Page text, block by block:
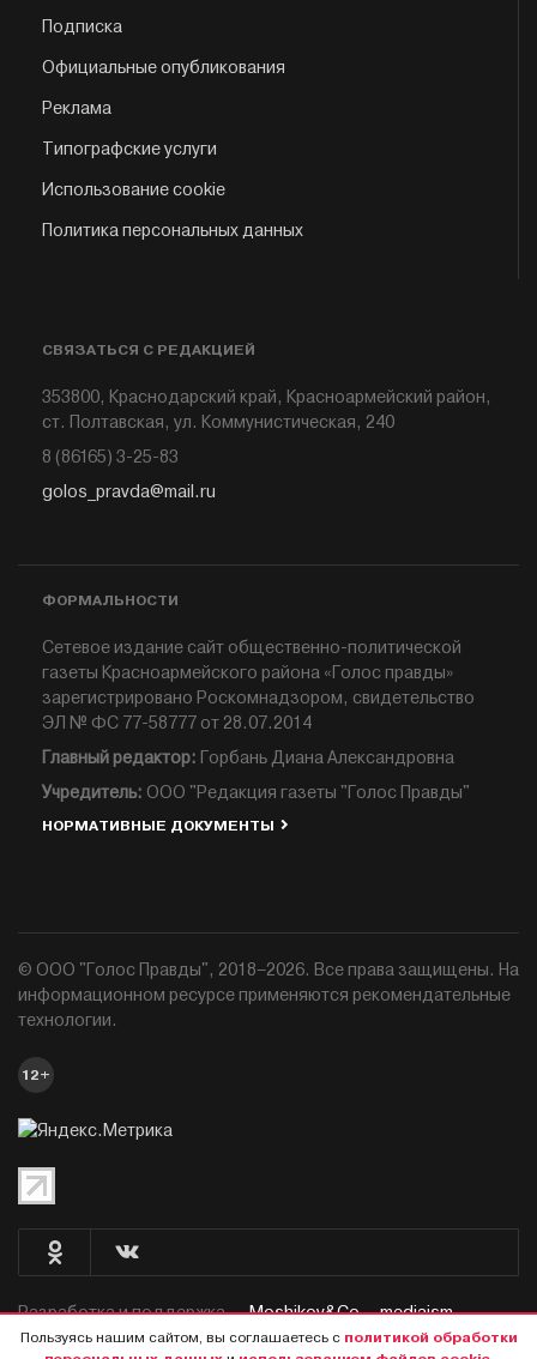
Подписка
Официальные опубликования
Реклама
Типографские услуги
Использование cookie
Политика персональных данных
СВЯЗАТЬСЯ С РЕДАКЦИЕЙ
353800, Краснодарский край, Красноармейский район,
ст. Полтавская, ул. Коммунистическая, 240
8 (86165) 3-25-83
golos_pravda@mail.ru
ФОРМАЛЬНОСТИ
Сетевое издание сайт общественно-политической
газеты Красноармейского района «Голос правды»
зарегистрировано Роскомнадзором, свидетельство
ЭЛ № ФС 77-58777 от 28.07.2014
Главный редактор: Горбань Диана Александровна
Учредитель: ООО "Редакция газеты "Голос Правды"
НОРМАТИВНЫЕ ДОКУМЕНТЫ
© ООО "Голос Правды", 2018–2026. Все права защищены. На
информационном ресурсе применяются рекомендательные
технологии.
12+
Разработка и поддержка —Moshikov&Co. - mediaism.
Пользуясь нашим сайтом, вы соглашаетесь с политикой обработки